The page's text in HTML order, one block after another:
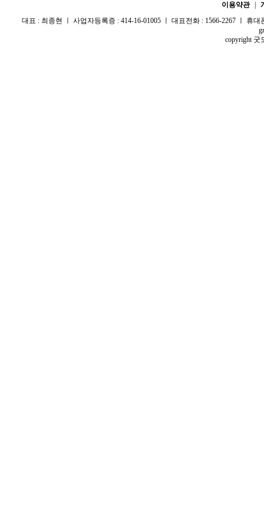
이용약관
대표 : 최종현 ㅣ 사업자등록증 : 414-16-01005 ㅣ 대표전화 : 1566-2267 ㅣ 휴
copyright 굿